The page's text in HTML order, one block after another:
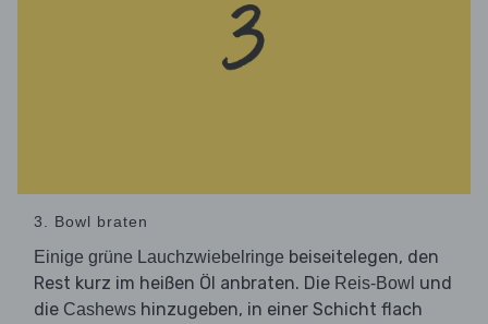
3. Bowl braten
Einige grüne Lauchzwiebelringe beiseitelegen, den
Rest kurz im heißen Öl anbraten. Die Reis-Bowl und
die Cashews hinzugeben, in einer Schicht flach